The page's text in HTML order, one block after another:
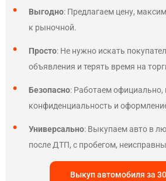
Выгодно: Предлагаем цену,
к рыночной.
Просто: Не нужно искать
объявления и терять время на
Безопасно: Работаем
конфиденциальность и
Универсально: Выкупаем авто в
после ДТП, с пробегом,
Выкуп автомобиля за